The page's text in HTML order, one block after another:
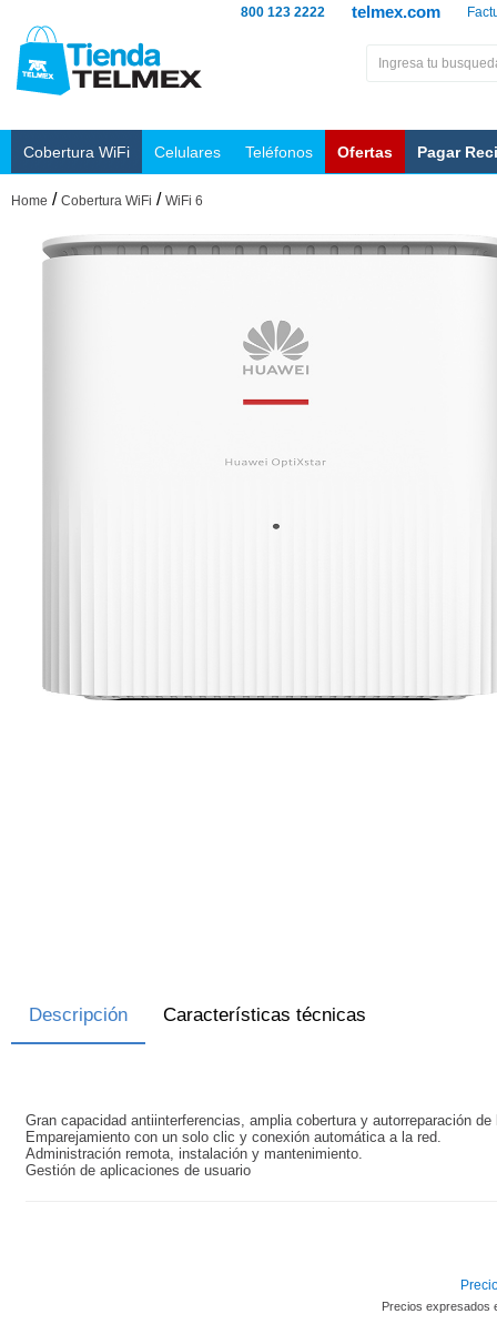
telmex.com
800 123 2222
Cobertura WiFi Celulares Teléfonos Ofertas Pagar
Home / Cobertura WiFi / WiFi 6
Descripción Características técnicas
Gran capacidad antiinterferencias, amplia cobertura y autorreparación de
Emparejamiento con un solo clic y conexión automática a la red.
Administración remota, instalación y mantenimiento.
Gestión de aplicaciones de usuario
Precios expresados